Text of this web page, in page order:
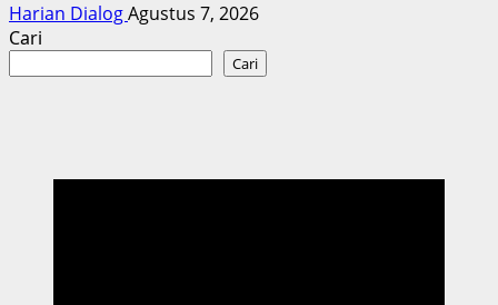
Harian DialogAgustus 7, 2026
Cari
Cari